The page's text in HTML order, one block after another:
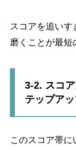
スコアを追いす
磨くことが最短
3-2. スコ
テップア
このスコア帯